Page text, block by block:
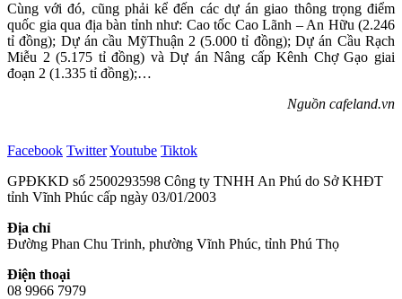
Cùng với đó, cũng phải kể đến các dự án giao thông trọng điểm
quốc gia qua địa bàn tỉnh như: Cao tốc Cao Lãnh – An Hữu (2.246
tỉ đồng); Dự án cầu MỹThuận 2 (5.000 tỉ đồng); Dự án Cầu Rạch
Miễu 2 (5.175 tỉ đồng) và Dự án Nâng cấp Kênh Chợ Gạo giai
đoạn 2 (1.335 tỉ đồng);…
Nguồn cafeland.vn
Facebook TwitterYoutube Tiktok
GPĐKKD số 2500293598 Công ty TNHH An Phú do Sở KHĐT
tỉnh Vĩnh Phúc cấp ngày 03/01/2003
Địa chỉ
Đường Phan Chu Trinh, phường Vĩnh Phúc, tỉnh Phú Thọ
Điện thoại
08 9966 7979